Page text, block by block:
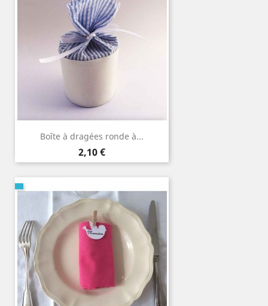
Boîte à dragées ronde à...
Prix
2,10 €